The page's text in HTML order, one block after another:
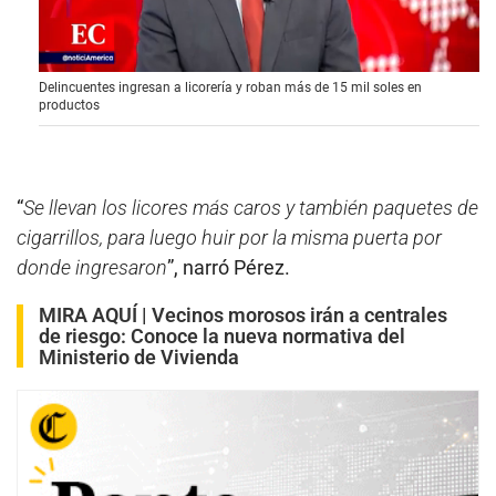
0
s
e
c
s
o
f
m
n
u
t
e
1
8
s
e
c
Delincuentes ingresan a licorería y roban más de 15 mil soles en
productos
“Se llevan los licores más caros y también paquetes de
cigarrillos, para luego huir por la misma puerta por
donde ingresaron”, narró Pérez.
MIRA AQUÍ | Vecinos morosos irán a centrales
de riesgo: Conoce la nueva normativa del
Ministerio de Vivienda